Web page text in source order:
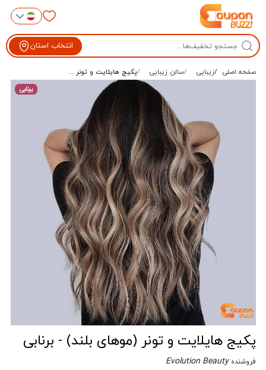
انتخاب استان
صفحه اصلی زیبایی سالن زیبایی پکیج هایلایت و تونر ...
برنابی
پکیج هایلایت و تونر (موهای بلند) - برنابی
فروشنده Evolution Beauty